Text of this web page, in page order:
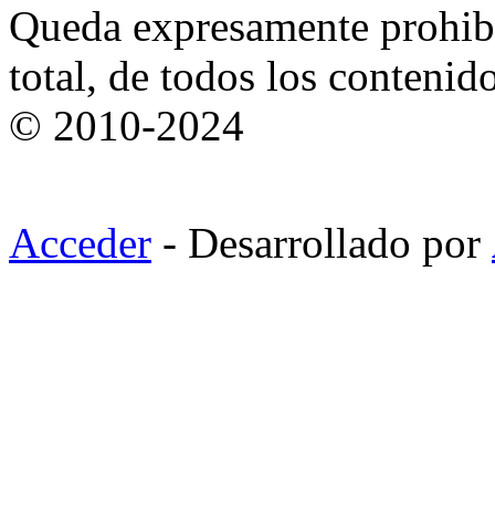
Queda expresamente
total, de todos los
© 2010-2024
Acceder - Desarrollado por